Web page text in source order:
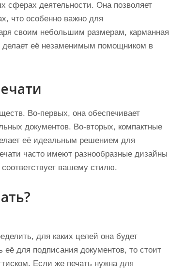
сферах деятельности. Она позволяет
что особенно важно для
своим небольшим размерам, карманная
делает её незаменимым помощником в
Во-первых, она обеспечивает
документов. Во-вторых, компактные
её идеальным решением для
часто имеют разнообразные дизайны
вашему стилю.
для каких целей она будет
её для подписания документов, то стоит
Если же печать нужна для